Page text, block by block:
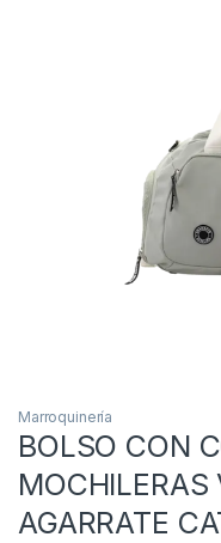
Marroquinería
BOLSO CON
MOCHILERAS
AGARRATE